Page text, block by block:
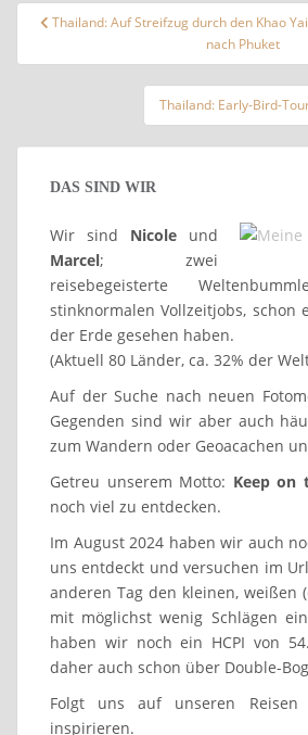
Beitragsnavigation
Thailand: Auf Streifzug durch den Khao
nach Phuket
Thailand: Early-Bird-
DAS SIND WIR
Wir sind Nicole und
Marcel; zwei
reisebegeisterte
stinknormalen Vollzeitjobs, schon
der Erde gesehen haben.
(Aktuell 80 Länder, ca. 32% der
Auf der Suche nach neuen
Gegenden sind wir aber auch
zum Wandern oder Geoacachen
Getreu unserem Motto: Keep on
noch viel zu entdecken.
Im August 2024 haben wir auch
uns entdeckt und versuchen im
anderen Tag den kleinen, weißen
mit möglichst wenig Schlägen
haben wir noch ein HCPI von
daher auch schon über Double-
Folgt uns auf unseren
inspirieren.